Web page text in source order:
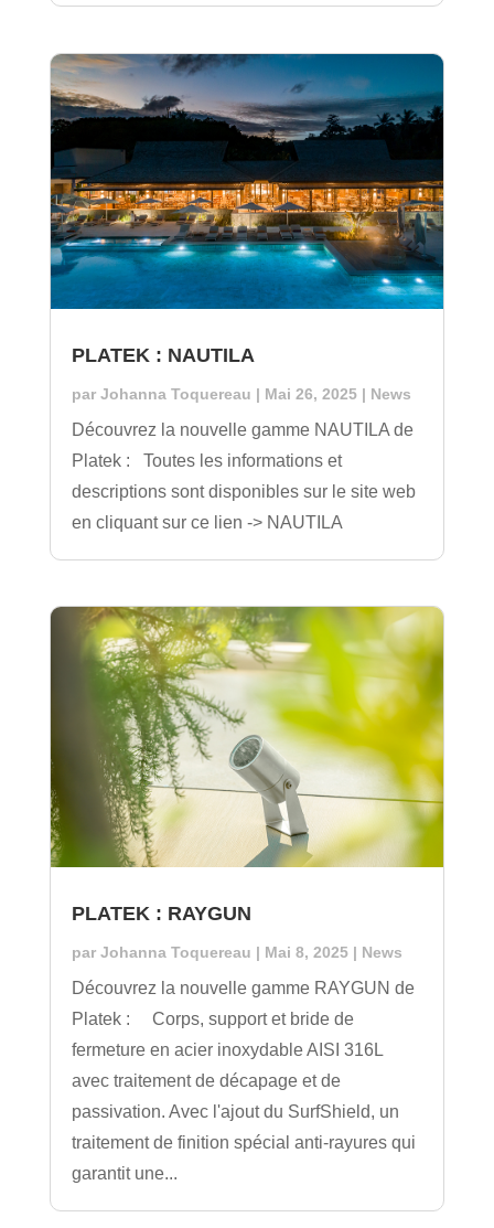
PLATEK : NAUTILA
par Johanna Toquereau | Mai 26, 2025| News
Découvrez la nouvelle gamme NAUTILA de
Platek : Toutes les informations et
descriptions sont disponibles sur le site web
en cliquant sur ce lien -> NAUTILA
PLATEK : RAYGUN
par Johanna Toquereau | Mai 8, 2025| News
Découvrez la nouvelle gamme RAYGUN de
Platek : Corps, support et bride de
fermeture en acier inoxydable AISI 316L
avec traitement de décapage et de
passivation. Avec l'ajout du SurfShield, un
traitement de finition spécial anti-rayures qui
garantit une...